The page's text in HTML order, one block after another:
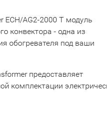
ECH/AG2-2000 T модуль
конвектора - одна из
обогревателя под ваши
предоставляет
комплектации